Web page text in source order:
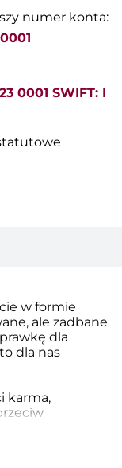
numer konta:
0001 SWIFT: I
w formie
ale zadbane
dla
dla nas
karma,